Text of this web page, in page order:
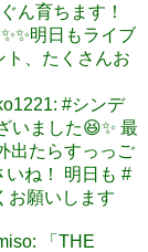
ん育ちます！
明日もライブ
ト、たくさんお
#シンデ
いました😆✨ 最
出たらすっっご
いね！ 明日も #
お願いします
「THE